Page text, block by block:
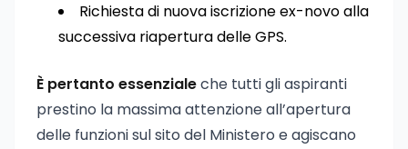
Richiesta di nuova iscrizione ex-novo alla
successiva riapertura delle GPS.
È pertanto essenzialeche tutti gli aspiranti
prestino la massima attenzione all’apertura
delle funzioni sul sito del Ministero e agiscano